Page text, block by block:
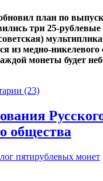
план по
три 25-
из медно-
монеты будет
(23)
общества
пятирублевых монет